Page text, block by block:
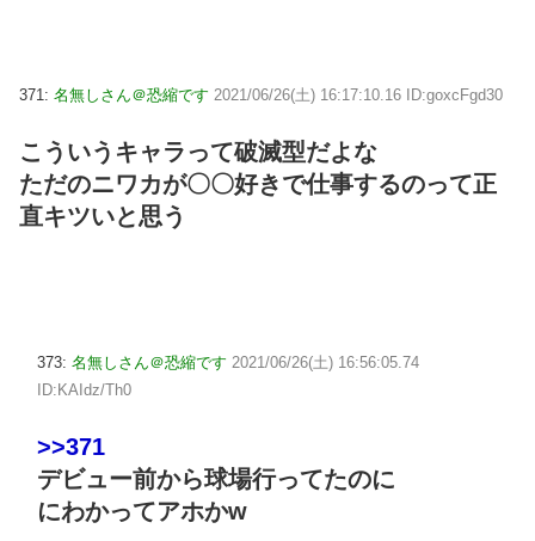
371: 名無しさん＠恐縮です 2021/06/26(土) 16:17:10.16 ID:goxcFgd30
こういうキャラって破滅型だよな
ただのニワカが〇〇好きで仕事するのって正
直キツいと思う
373: 名無しさん＠恐縮です 2021/06/26(土) 16:56:05.74
ID:KAIdz/Th0
>>371
デビュー前から球場行ってたのに
にわかってアホかw